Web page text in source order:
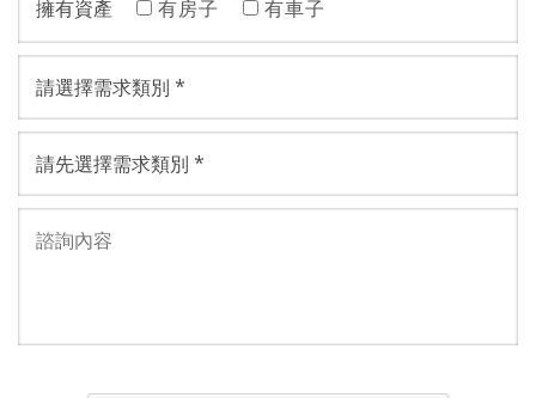
擁有資產 有房子 有車子